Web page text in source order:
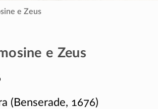
e Zeus
e Zeus
(Benserade, 1676)